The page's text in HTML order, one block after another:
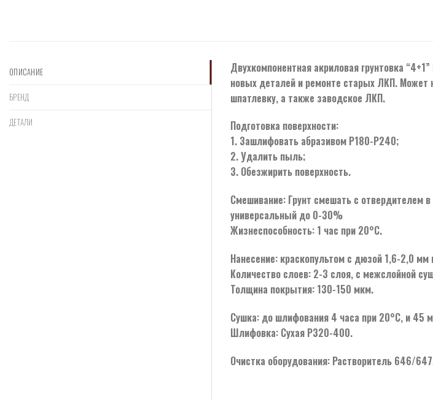
ОПИСАНИЕ
БРЕНД
ДЕТАЛИ
Двухкомпонентная акриловая грунтовка
новых деталей и ремонте старых ЛКП. Может
шпатлевку, а также заводское ЛКП.
Подготовка поверхности:
1. Зашлифовать абразивом Р180-Р240;
2. Удалить пыль;
3. Обезжирить поверхность.
Смешивание: Грунт смешать с отвердителем
универсальный до 0-30%
Жизнеспособность: 1 час при 20°C.
Нанесение: краскопультом с дюзой 1,6-2,0 мм
Количество слоев: 2-3 слоя, с межслойной
Толщина покрытия: 130-150 мкм.
Сушка: до шлифования 4 часа при 20°C, и 45
Шлифовка: Сухая Р320-400.
Очистка оборудования: Растворитель 646/